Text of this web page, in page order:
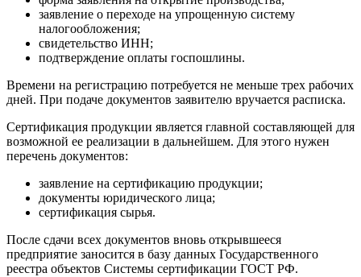
заявление о переходе на упрощенную систему
налогообложения;
свидетельство ИНН;
подтверждение оплаты госпошлины.
Времени на регистрацию потребуется не меньше трех рабочих
дней. При подаче документов заявителю вручается расписка.
Сертификация продукции является главной составляющей для
возможной ее реализации в дальнейшем. Для этого нужен
перечень документов:
заявление на сертификацию продукции;
документы юридического лица;
сертификация сырья.
После сдачи всех документов вновь открывшееся
предприятие заносится в базу данных Государственного
реестра объектов Системы сертификации ГОСТ РФ.